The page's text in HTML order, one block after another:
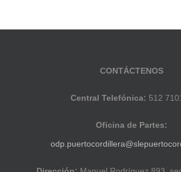
CONTÁCTENOS
Central Telefónica: 512
Oficina de Partes: